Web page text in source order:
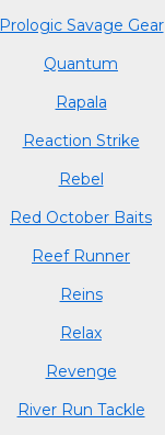
Prologic Savage Gear
Quantum
Rapala
Reaction Strike
Rebel
Red October Baits
Reef Runner
Reins
Relax
Revenge
River Run Tackle